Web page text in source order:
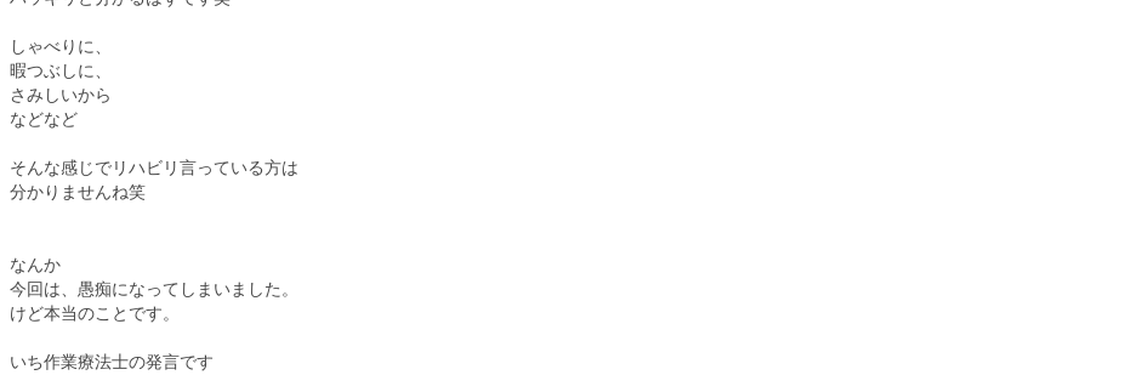
しゃべりに、
暇つぶしに、
さみしいから
などなど
そんな感じでリハビリ言っている方は
分かりませんね笑
なんか
今回は、愚痴になってしまいました。
けど本当のことです。
いち作業療法士の発言です